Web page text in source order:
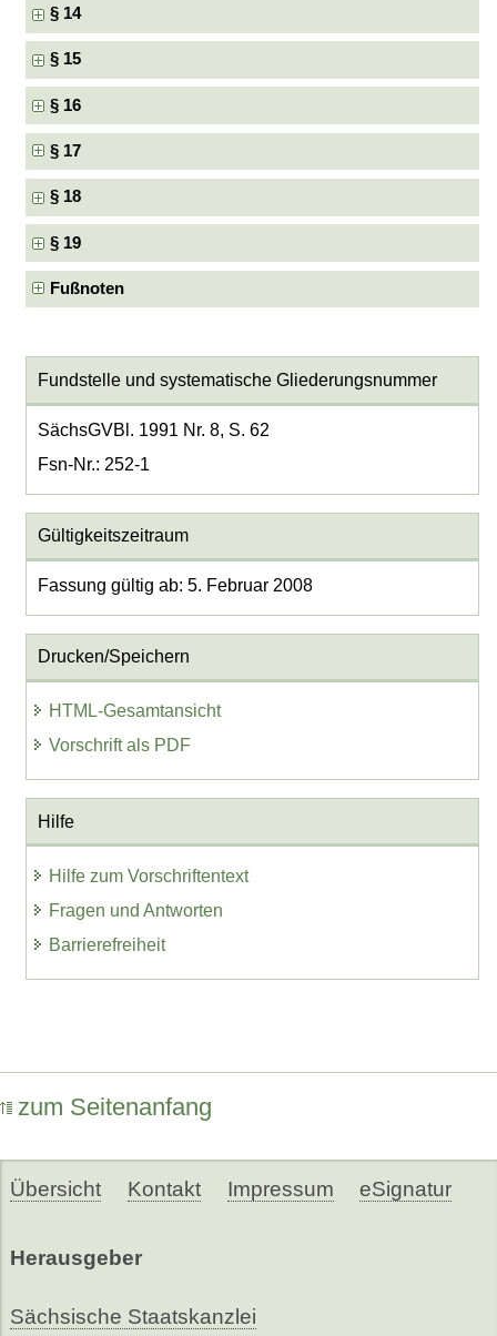
§ 14
§ 15
§ 16
§ 17
§ 18
§ 19
Fußnoten
Fundstelle und systematische Gliederungsnummer
SächsGVBl. 1991 Nr. 8, S. 62
Fsn-Nr.: 252-1
Gültigkeitszeitraum
Fassung gültig ab: 5. Februar 2008
Drucken/Speichern
HTML-Gesamtansicht
Vorschrift als PDF
Hilfe
Hilfe zum Vorschriftentext
Fragen und Antworten
Barrierefreiheit
zum Seitenanfang
Übersicht Kontakt Impressum eSignatur
Herausgeber
Sächsische Staatskanzlei